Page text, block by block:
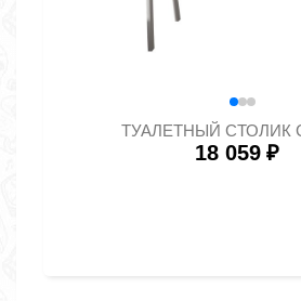
ТУАЛЕТНЫЙ СТОЛИК
18 059 ₽